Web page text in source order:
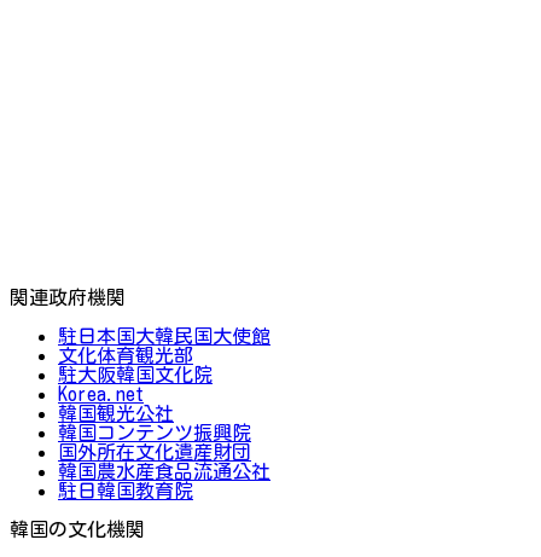
関連政府機関
駐日本国大韓民国大使館
文化体育観光部
駐大阪韓国文化院
Korea.net
韓国観光公社
韓国コンテンツ振興院
国外所在文化遺産財団
韓国農水産食品流通公社
駐日韓国教育院
韓国の文化機関